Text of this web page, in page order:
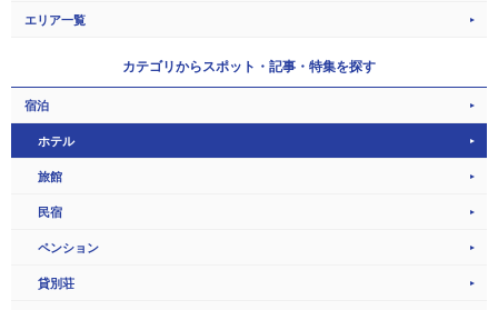
エリア一覧
カテゴリからスポット・記事・特集を探す
宿泊
ホテル
旅館
民宿
ペンション
貸別荘